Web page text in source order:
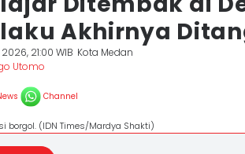
Akhirnya
21:00 WIB Kota Medan
Utomo
Channel
borgol. (IDN Times/Mardya Shakti)